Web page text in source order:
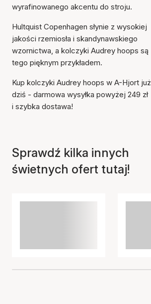
wyrafinowanego akcentu do stroju.
Hultquist Copenhagen słynie z wysokiej
jakości rzemiosła i skandynawskiego
wzornictwa, a kolczyki Audrey hoops są
tego pięknym przykładem.
Kup kolczyki Audrey hoops w A-Hjort już
dziś - darmowa wysyłka powyżej 249 zł
i szybka dostawa!
Sprawdź kilka innych
świetnych ofert tutaj!